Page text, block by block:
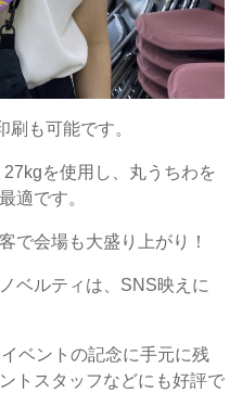
も可能です。
を使用し、丸うちわを
適です。
で会場も大盛り上がり！
ベルティは、SNS映えに
ベントの記念に手元に残
トスタッフなどにも好評で